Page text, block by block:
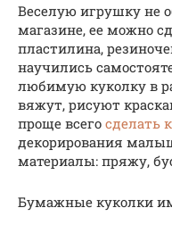
Веселую игрушку не
магазине, ее можно
пластилина,
научились
любимую куколку в
вяжут, рисуют
проще всего сделать
декорирования
материалы: пряжу,
Бумажные куколки